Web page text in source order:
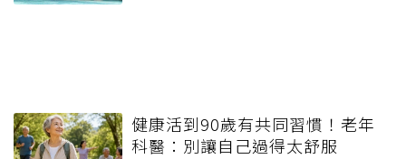
健康活到90歲有共同習慣！老年
科醫：別讓自己過得太舒服